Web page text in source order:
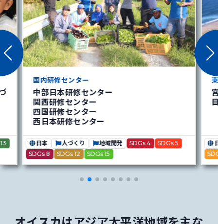
国内研修センター
中部日本研修センター
関西研修センター
四国研修センター
西日本研修センター
日本 人づくり 地域開発 SDGs 4
SDGs 5
SDGs 8
SDGs 12 SDGs 15